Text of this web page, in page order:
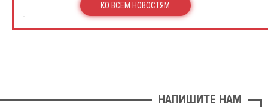
КО ВСЕМ НОВОСТЯМ
НАПИШИТЕ НАМ